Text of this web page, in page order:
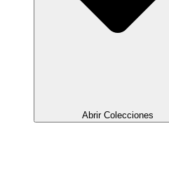
Abrir Colecciones